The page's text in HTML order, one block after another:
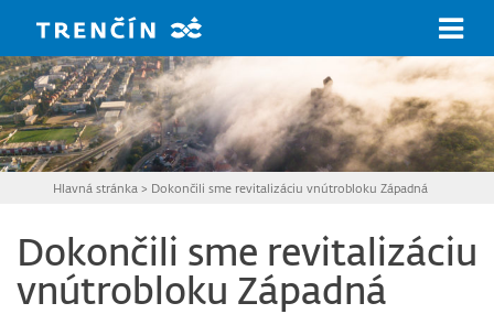
Hlavná stránka > Dokončili sme revitalizáciu vnútrobloku Západná
Dokončili sme revitalizáciu
vnútrobloku Západná